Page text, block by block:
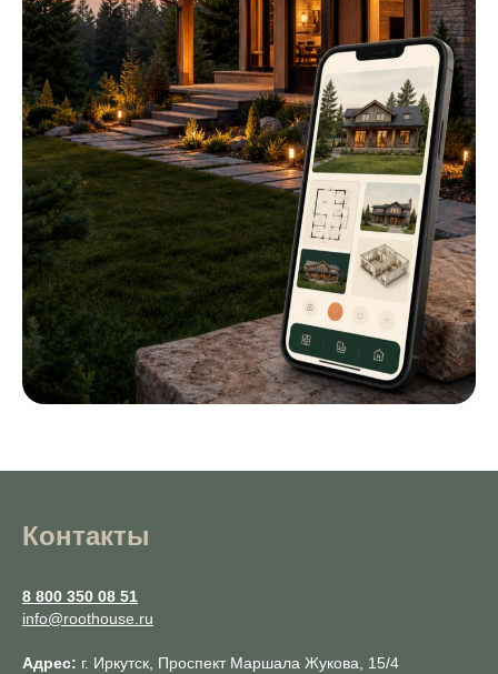
Контакты
8 800 350 08 51
info@roothouse.ru
Адрес: г. Иркутск, Проспект Маршала Жукова, 15/4